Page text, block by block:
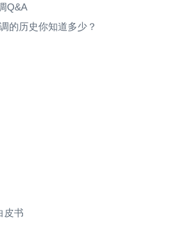
Q&A
的历史你知道多少？
皮书